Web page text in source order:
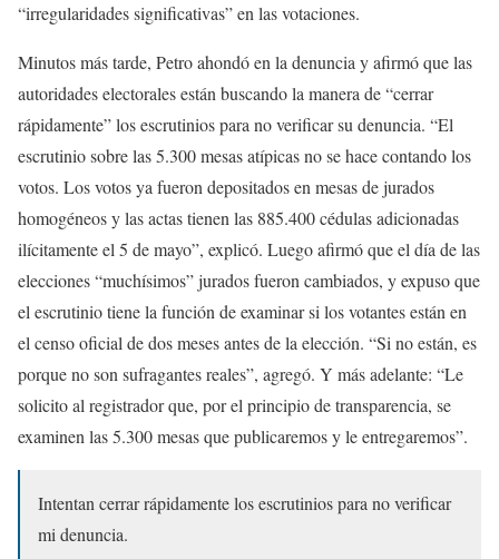
“irregularidades significativas” en las votaciones.
Minutos más tarde, Petro ahondó en la denuncia y afirmó que las
autoridades electorales están buscando la manera de “cerrar
rápidamente” los escrutinios para no verificar su denuncia. “El
escrutinio sobre las 5.300 mesas atípicas no se hace contando los
votos. Los votos ya fueron depositados en mesas de jurados
homogéneos y las actas tienen las 885.400 cédulas adicionadas
ilícitamente el 5 de mayo”, explicó. Luego afirmó que el día de las
elecciones “muchísimos” jurados fueron cambiados, y expuso que
el escrutinio tiene la función de examinar si los votantes están en
el censo oficial de dos meses antes de la elección. “Si no están, es
porque no son sufragantes reales”, agregó. Y más adelante: “Le
solicito al registrador que, por el principio de transparencia, se
examinen las 5.300 mesas que publicaremos y le entregaremos”.
Intentan cerrar rápidamente los escrutinios para no verificar
mi denuncia.